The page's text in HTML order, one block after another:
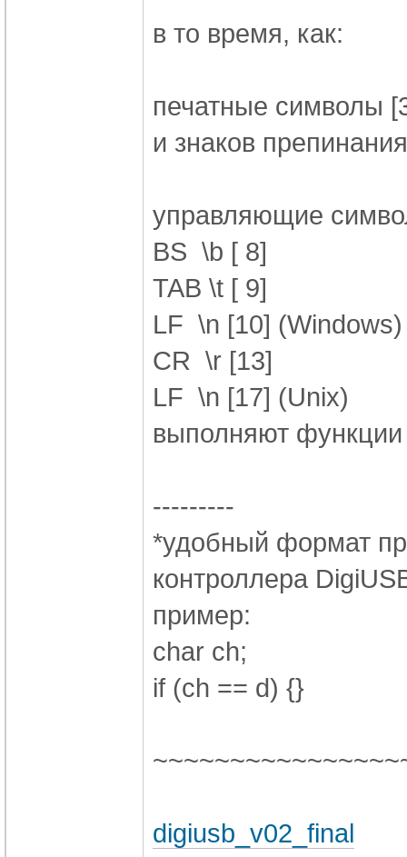
в то время, как:
печатные символы
и знаков
управляющие
BS \b [ 8]
TAB \t [ 9]
LF \n [10] (Windows)
CR \r [13]
LF \n [17] (Unix)
выполняют
---------
*удобный формат
контроллера
пример:
char ch;
if (ch == d) {}
digiusb_v02_final